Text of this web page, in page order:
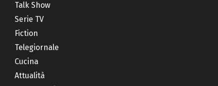
Talk Show
Serie TV
Fiction
Telegiornale
Cucina
Attualità